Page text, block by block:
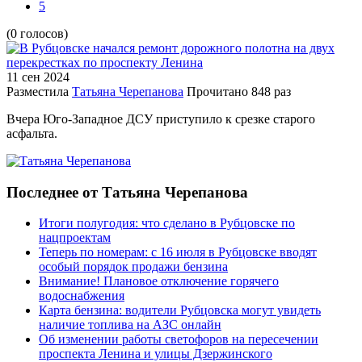
5
(0 голосов)
11 сен 2024
Разместила Татьяна Черепанова Прочитано 848 раз
Вчера Юго-Западное ДСУ приступило к срезке старого
асфальта.
Последнее от Татьяна Черепанова
Итоги полугодия: что сделано в Рубцовске по
нацпроектам
Теперь по номерам: с 16 июля в Рубцовске вводят
особый порядок продажи бензина
Внимание! Плановое отключение горячего
водоснабжения
Карта бензина: водители Рубцовска могут увидеть
наличие топлива на АЗС онлайн
Об изменении работы светофоров на пересечении
проспекта Ленина и улицы Дзержинского